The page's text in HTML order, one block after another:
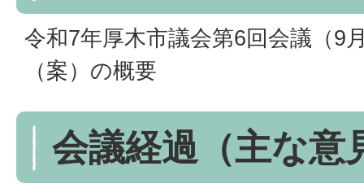
令和7年厚木市議会第6回会議（9
（案）の概要
会議経過（主な意